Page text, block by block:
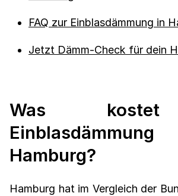
FAQ zur Einblasdämmung in
Jetzt Dämm-Check für dein
Was
Hamburg?
Hamburg hat im Vergleich der